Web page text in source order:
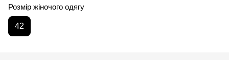
Розмір жіночого одягу
42